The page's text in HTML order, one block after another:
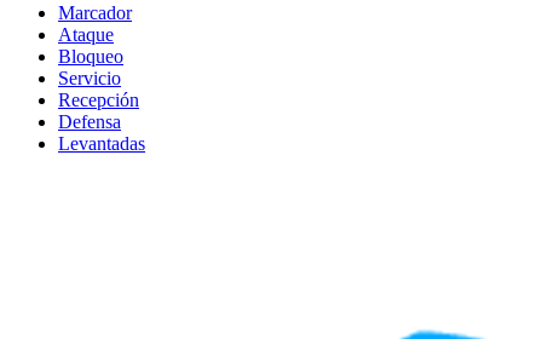
Marcador
Ataque
Bloqueo
Servicio
Recepción
Defensa
Levantadas